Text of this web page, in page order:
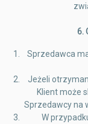
6.
Sprzedawca
Jeżeli
Klient może
Sprzedawcy na
W